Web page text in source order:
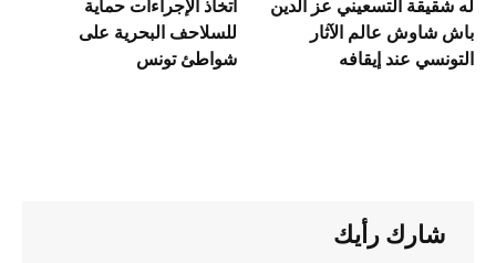
له شقيقة التسعيني عز الدين
باش شاوش عالم الآثار
التونسي عند إيقافه
اتخاذ الإجراءات حماية
للسلاحف البحرية على
شواطئ تونس
شارك رأيك